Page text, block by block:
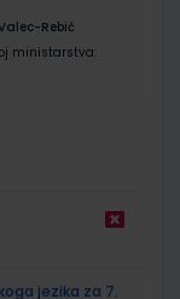
Rebić
ministarstva:
jezika za 7.